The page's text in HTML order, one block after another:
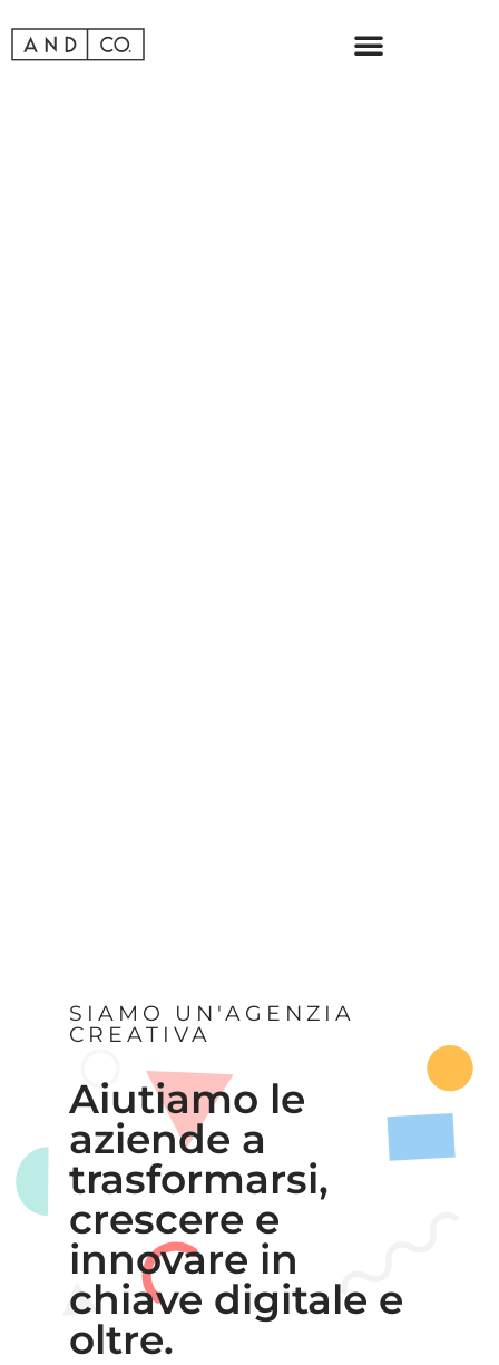
SIAMO UN'AGENZIA
CREATIVA
Aiutiamo le
aziende a
trasformarsi,
crescere e
innovare in
chiave digitale e
oltre.